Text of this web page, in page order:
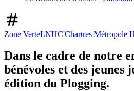
Zone VerteLNHC'Chartres Métropole
Dans le cadre de notre
bénévoles et des jeunes
édition du Plogging.